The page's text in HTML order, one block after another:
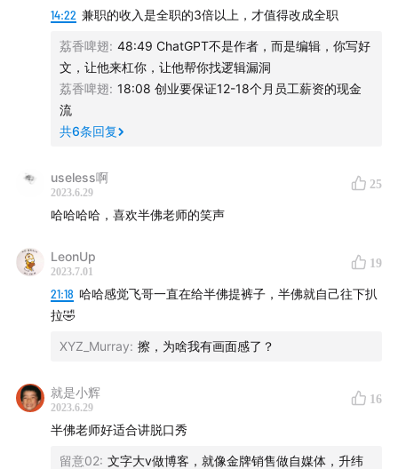
大模型的优点是效率，但缺点也是效率
AI 最擅长快速犯错，快速纠错，但很多行业只有一条命
制作人：严格
片尾：大都会 - 达闻西乐队
硬核的半佛仙人哔哩哔哩主页
暴躁的仙人JUMP的哔哩哔哩主页
在苹果 Podcast 、网易云音乐、Spotify 或喜马拉雅留下
你的宝贵好评。感谢！
商务合作&嘉宾自荐，请加微信： wocaishiliufei
14:22 兼职的收入是全职的3倍以上，才值得改成全职
荔香啤翅: 48:49 ChatGPT不是作者，而是编辑，你写好
文，让他来杠你，让他帮你找逻辑漏洞
荔香啤翅: 18:08 创业要保证12-18个月员工薪资的现金
流
共6条回复
useless啊
2023.6.29
25
哈哈哈哈，喜欢半佛老师的笑声
LeonUp
2023.7.01
19
21:18 哈哈感觉飞哥一直在给半佛提裤子，半佛就自己往下扒
拉🤣
XYZ_Murray: 擦，为啥我有画面感了？
就是小辉
2023.6.29
16
半佛老师好适合讲脱口秀
留意02: 文字大v做博客，就像金牌销售做自媒体，升纬